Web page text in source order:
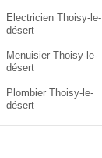
Electricien Thoisy-le-
désert
Menuisier Thoisy-le-
désert
Plombier Thoisy-le-
désert